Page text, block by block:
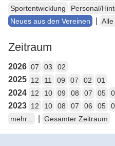
Sportentwicklung
Personal/
Neues aus den Vereinen
Zeitraum
2026 07 03 02
2025 12 11 09 07 02 01
2024 12 10 09 08 07 05
2023 12 10 08 07 06 05
mehr...
Gesamter Zeitraum